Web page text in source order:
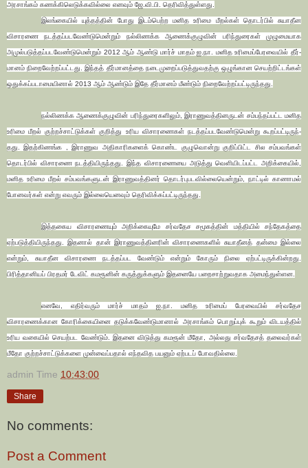
அர­சாங்கம் கணக்­கி­லெ­டுக்­க­வில்லை எனவும் ஜே.வி.பி. தெரி­வித்­துள்­ளது.
இலங்­கையில் யுத்­தத்தின் போது இடம்பெற்ற மனித உரிமை மீறல்கள் தொடர்பில் சுயா­தீன
விசா­ரணை நடத்­தப்­ப­ட­வேண்­டு­மென்றும் நல்­லி­ணக்க ஆணைக்­கு­ழுவின் பரிந்­து­ரைகள் முழு­மை­யாக
அமுல்­ப­டுத்­தப்­ப­ட­வேண்­டு­மென்றும் 2012 ஆம் ஆண்டு மார்ச் மாதம் ஐ.நா. மனித உரி­மைப்­பே­ர­வையில் தீர்­
மானம் நிறை­வேற்­றப்­பட்­டது. இந்தத் தீர்­மா­னத்தை நடை­மு­றைப்­ப­டுத்­து­வ­தற்கு ஒழுங்­கான செயற்­றிட்­டங்கள்
ஒதுக்­கப்­ப­டா­மை­யினால் 2013 ஆம் ஆண்டும் இதே தீர்­மானம் மீண்டும் நிறை­வேற்­றப்­பட்­டி­ருந்­தது.
நல்­லி­ணக்க ஆணைக்­கு­ழுவின் பரிந்­து­ரை­க­ளிலும், இரா­ணு­வத்­தி­ன­ருடன் சம்­பந்­தப்­பட்ட மனித
உரிமை மீறல் குற்­றச்­சாட்­டுக்கள் குறித்து உரிய விசா­ர­ணைகள் நடத்­தப்­ப­ட­வேண்­டு­மென்று கூறப்­பட்­டி­ருந்­
தது. இதற்­கி­ணங்க , இரா­ணுவ அதி­கா­ரி­களைக் கொண்ட குழு­வொன்று குறிப்­பிட்ட சில சம்­ப­வங்கள்
தொடர்பில் விசா­ரணை நடத்­தி­யி­ருந்­தது. இந்த விசா­ர­ணையை அடுத்து வெளியி­டப்­பட்ட அறிக்­கையில்,
மனித உரிமை மீறல் சம்பவங்களுடன் இராணுவத்தினர் தொடர்புபடவில்லையென்றும், நாட்டில் காணாமல்
போனவர்கள் என்று எவரும் இல்லையெனவும் தெரிவிக்கப்பட்டிருந்தது.
இத்தகைய விசாரணையும் அறிக்கையுமே சர்வதேச சமூகத்தின் மத்தியில் சந்தேகத்தை
ஏற்படுத்தியிருந்தது. இதனால் தான் இராணுவத்தினரின் விசாரணைகளில் சுயாதீனத் தன்மை இல்லை
என்றும், சுயாதீன விசாரணை நடத்தப்பட வேண்டும் என்றும் கோரும் நிலை ஏற்பட்டிருக்கின்றது.
பிரித்தானியப் பிரதமர் டேவிட் கமரூனின் கருத்துக்களும் இதனையே பறைசாற்றுவதாக அமைந்துள்ளன.
எனவே, எதிர்வரும் மார்ச் மாதம் ஐ.நா. மனித உரிமைப் பேரவையில் சர்வதேச
விசாரணைக்கான கோரிக்கையினை தடுக்கவேண்டுமானால் அரசாங்கம் பொறுப்புக் கூறும் விடயத்தில்
உரிய வகையில் செயற்பட வேண்டும். இதனை விடுத்து கமரூன் மீதோ, அல்லது சர்வதேசத் தலைவர்கள்
மீதோ குற்றச்சாட்டுக்களை முன்வைப்பதால் எந்தவித பயனும் ஏற்படப் போவதில்லை.
admin Time 10:43:00
Share
No comments:
Post a Comment